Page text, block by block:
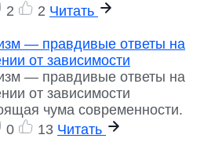
2 2 Читать
— правдивые ответы на
от зависимости
— правдивые ответы на
от зависимости
чума современности.
0 13 Читать